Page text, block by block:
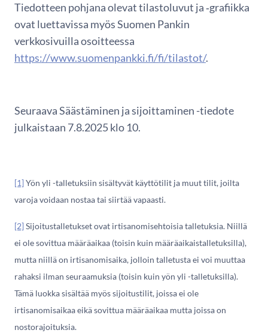
Tiedotteen pohjana olevat tilastoluvut ja ‑grafiikka
ovat luettavissa myös Suomen Pankin
verkkosivuilla osoitteessa
https://www.suomenpankki.fi/fi/tilastot/.
Seuraava Säästäminen ja sijoittaminen -tiedote
julkaistaan 7.8.2025 klo 10.
[1] Yön yli -talletuksiin sisältyvät käyttötilit ja muut tilit, joilta
varoja voidaan nostaa tai siirtää vapaasti.
[2] Sijoitustalletukset ovat irtisanomisehtoisia talletuksia. Niillä
ei ole sovittua määräaikaa (toisin kuin määräaikaistalletuksilla),
mutta niillä on irtisanomisaika, jolloin talletusta ei voi muuttaa
rahaksi ilman seuraamuksia (toisin kuin yön yli -talletuksilla).
Tämä luokka sisältää myös sijoitustilit, joissa ei ole
irtisanomisaikaa eikä sovittua määräaikaa mutta joissa on
nostorajoituksia.